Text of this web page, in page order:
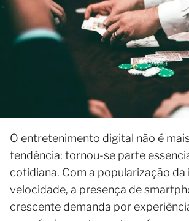
O entretenimento digital não é
tendência: tornou-se parte
cotidiana. Com a popularização
velocidade, a presença de
crescente demanda por